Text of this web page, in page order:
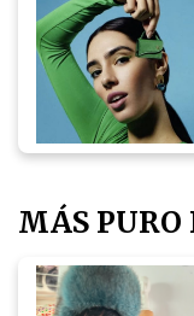
MÁS PURO